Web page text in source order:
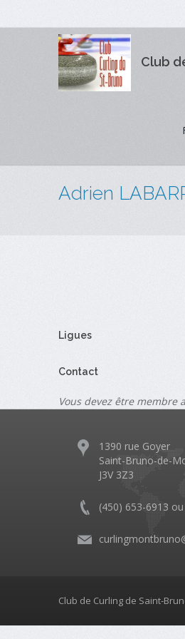
Club
Adrien
Ligues
Contact
Vous devez être
1390 rue Goyer
Saint-Bruno-de-
J3V 3Z3
(450) 653-6913
Club de Curling de Saint-